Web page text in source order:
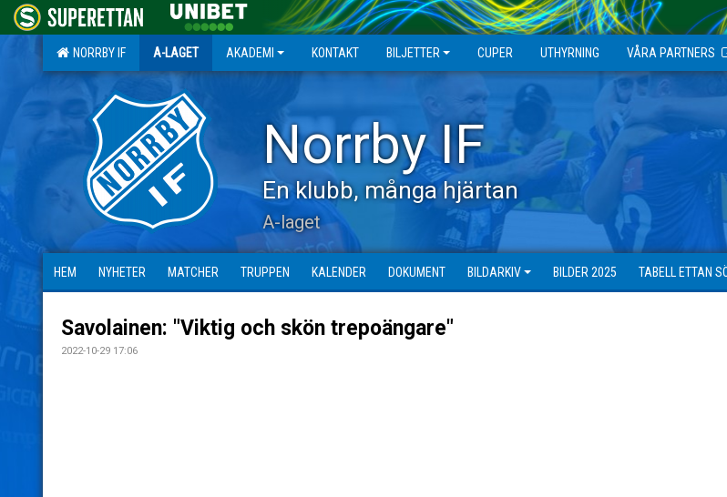
NORRBY IF A-LAGET AKADEMI KONTAKT BILJETTER CUPER UTHYRNING VÅRA PARTNERS
Norrby IF
En klubb, många hjärtan
A-laget
HEM NYHETER MATCHER TRUPPEN KALENDER DOKUMENT BILDARKIV BILDER 2025 TABELL ETTAN
Savolainen: "Viktig och skön trepoängare"
2022-10-29 17:06